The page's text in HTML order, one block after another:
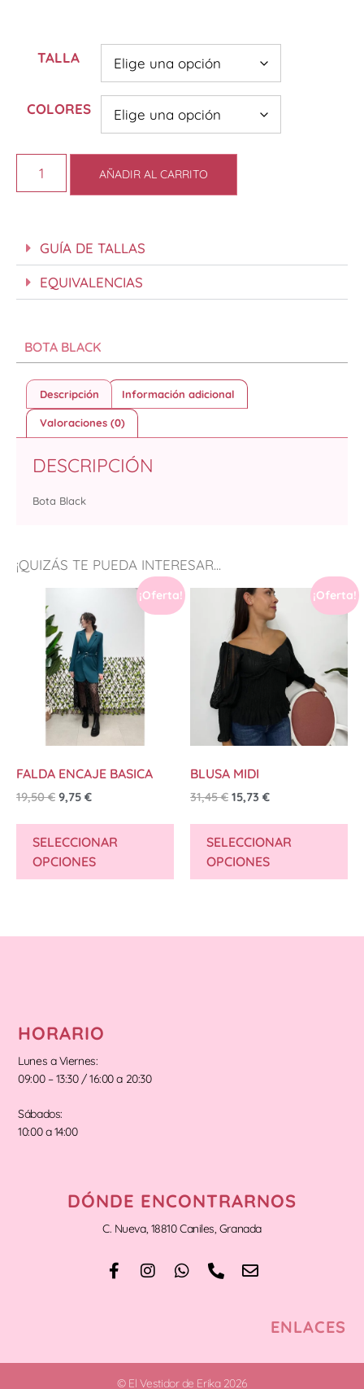
TALLA
COLORES
AÑADIR AL CARRITO
GUÍA DE TALLAS
EQUIVALENCIAS
¡QUIZÁS TE PUEDA INTERESAR...
¡Oferta!
FALDA ENCAJE BASICA
19,50€ 9,75 €
SELECCIONAR
OPCIONES
¡Oferta!
BLUSA MIDI
31,45€ 15,73 €
SELECCIONAR
OPCIONES
BOTA BLACK
Descripción Información adicional
Valoraciones (0)
DESCRIPCIÓN
Bota Black
HORARIO
Lunes a Viernes:
09:00 – 13:30 / 16:00 a 20:30
Sábados:
10:00 a 14:00
DÓNDE ENCONTRARNOS
C. Nueva, 18810 Caniles, Granada
ENLACES
© El Vestidor de Erika 2026